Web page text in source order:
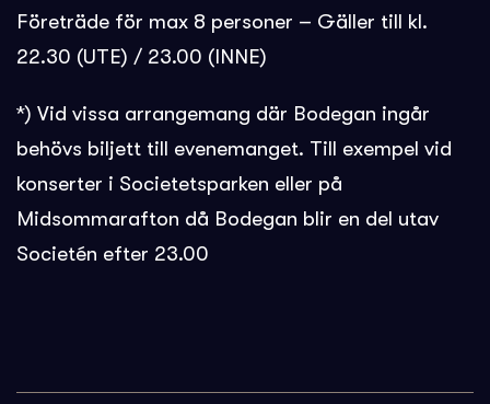
Företräde för max 8 personer – Gäller till kl.
22.30 (UTE) / 23.00 (INNE)
*) Vid vissa arrangemang där Bodegan ingår
behövs biljett till evenemanget. Till exempel vid
konserter i Societetsparken eller på
Midsommarafton då Bodegan blir en del utav
Societén efter 23.00